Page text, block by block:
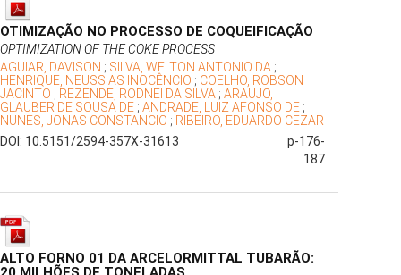
OTIMIZAÇÃO NO PROCESSO DE COQUEIFICAÇÃO
OPTIMIZATION OF THE COKE PROCESS
AGUIAR, DAVISON ; SILVA, WELTON ANTONIO DA ;
HENRIQUE, NEUSSIAS INOCÊNCIO ; COELHO, ROBSON
JACINTO ; REZENDE, RODNEI DA SILVA ; ARAUJO,
GLAUBER DE SOUSA DE ; ANDRADE, LUIZ AFONSO DE ;
NUNES, JONAS CONSTANCIO ; RIBEIRO, EDUARDO CEZAR
DOI: 10.5151/2594-357X-31613
p-176-
187
ALTO FORNO 01 DA ARCELORMITTAL TUBARÃO: